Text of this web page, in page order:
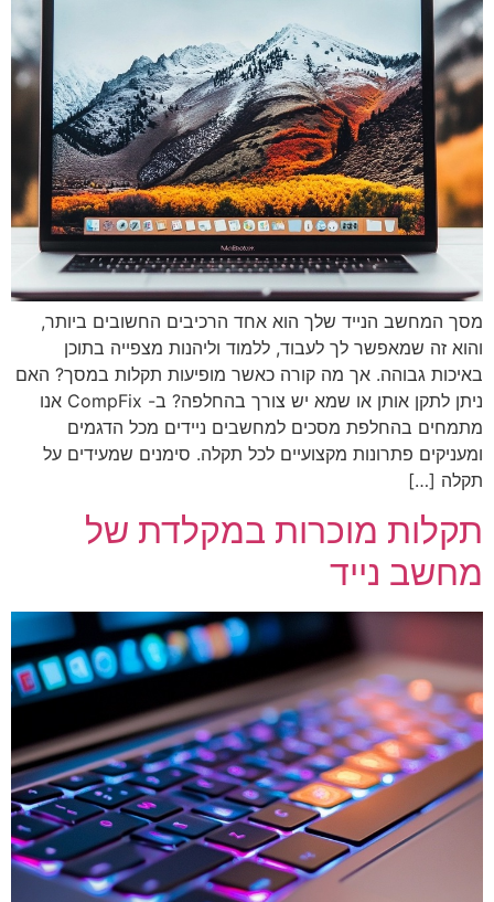
מסך המחשב הנייד שלך הוא אחד הרכיבים החשובים ביותר,
והוא זה שמאפשר לך לעבוד, ללמוד וליהנות מצפייה בתוכן
באיכות גבוהה. אך מה קורה כאשר מופיעות תקלות במסך? האם
ניתן לתקן אותן או שמא יש צורך בהחלפה? ב- CompFix אנו
מתמחים בהחלפת מסכים למחשבים ניידים מכל הדגמים
ומעניקים פתרונות מקצועיים לכל תקלה. סימנים שמעידים על
תקלה […]
תקלות מוכרות במקלדת של
מחשב נייד